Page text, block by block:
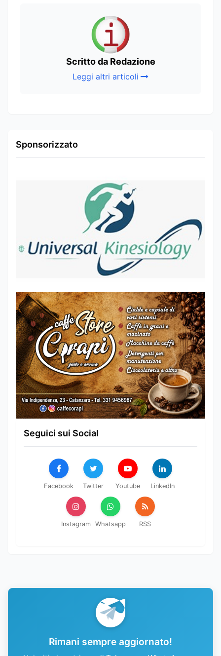
Scritto da Redazione
Leggi altri articoli
Sponsorizzato
Seguici sui Social
Facebook Twitter Youtube LinkedIn
Instagram Whatsapp RSS
Rimani sempre aggiornato!